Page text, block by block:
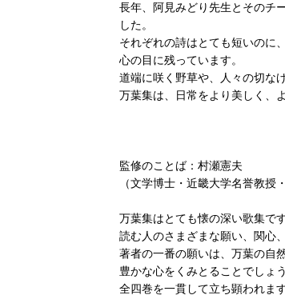
長年、阿見みどり先生とそのチ
した。
それぞれの詩はとても短いのに
心の目に残っています。
道端に咲く野草や、人々の切な
万葉集は、日常をより美しく、
監修のことば：村瀬憲夫
（文学博士・近畿大学名誉教授
万葉集はとても懐の深い歌集です
読む人のさまざまな願い、関心
著者の一番の願いは、万葉の自
豊かな心をくみとることでしょう
全四巻を一貫して立ち顕われま